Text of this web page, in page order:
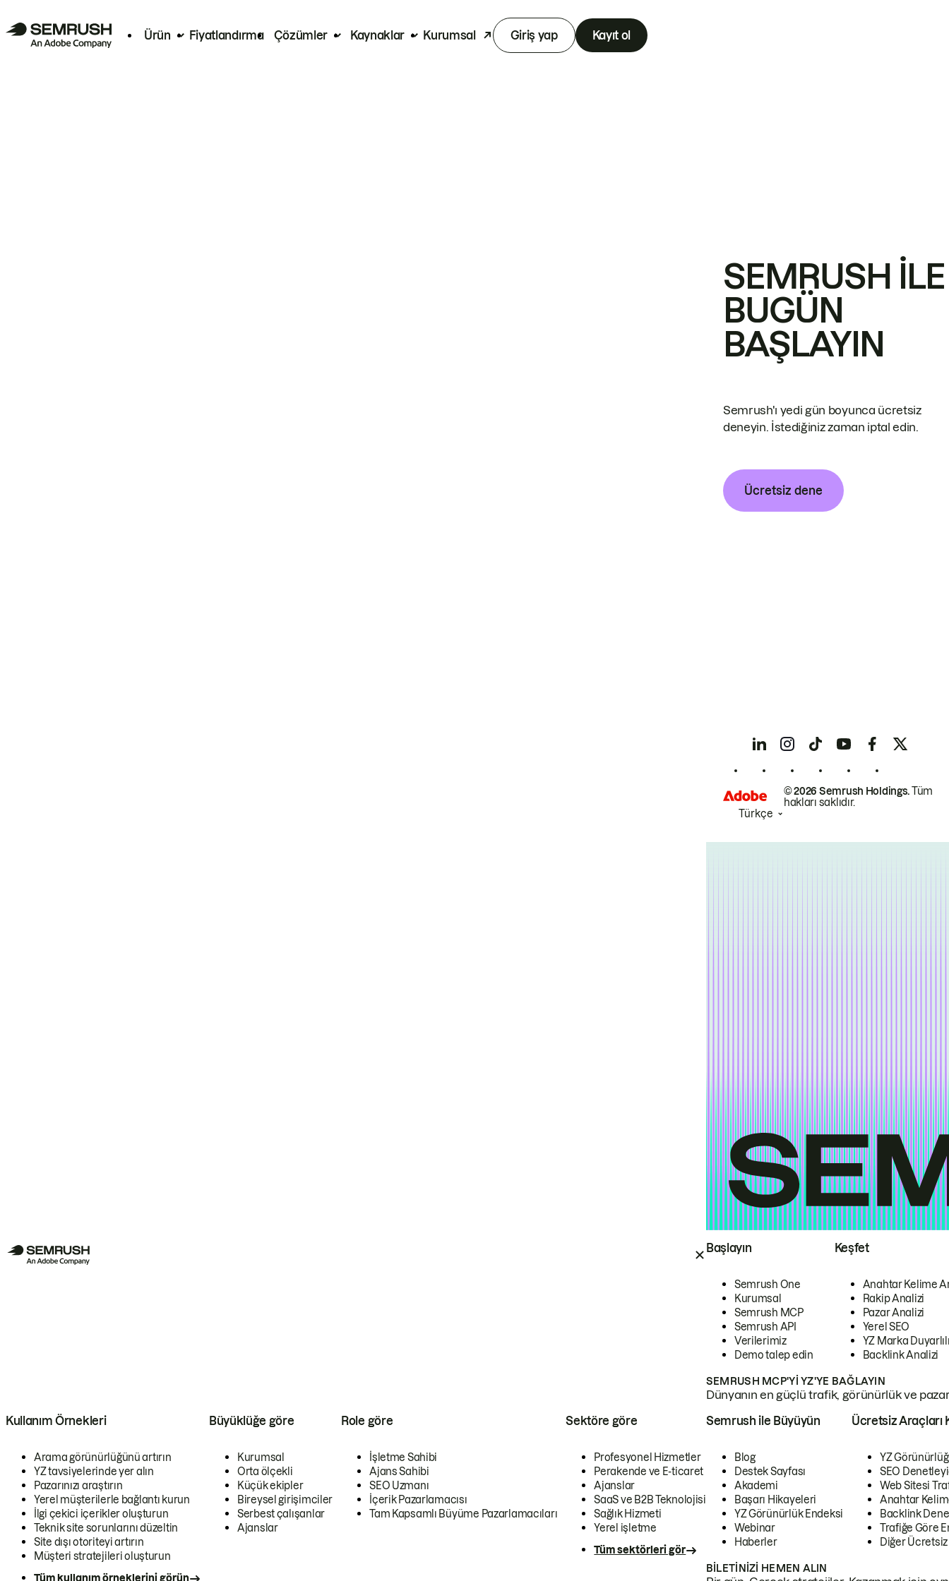
Ürün Fiyatlandırma Çözümler Kaynaklar Kurumsal Giriş yap Kayıt ol
Başlayın
Semrush One
Kurumsal
Semrush MCP
Semrush API
Verilerimiz
Demo talep edin
Keşfet
Anahtar Kelime
Rakip Analizi
Pazar Analizi
Yerel SEO
YZ Marka
Backlink Analizi
SEMRUSH MCP'YI YZ'YE BAĞLAYIN
Dünyanın en güçlü trafik, görünürlük ve
Kullanım Örnekleri
Arama görünürlüğünü artırın
YZ tavsiyelerinde yer alın
Pazarınızı araştırın
Yerel müşterilerle bağlantı kurun
İlgi çekici içerikler oluşturun
Teknik site sorunlarını düzeltin
Site dışı otoriteyi artırın
Müşteri stratejileri oluşturun
Tüm kullanım örneklerini görün
Büyüklüğe göre
Kurumsal
Orta ölçekli
Küçük ekipler
Bireysel girişimciler
Serbest çalışanlar
Ajanslar
Role göre
İşletme Sahibi
Ajans Sahibi
SEO Uzmanı
İçerik Pazarlamacısı
Tam Kapsamlı Büyüme Pazarlamacıları
Sektöre göre
Profesyonel Hizmetler
Perakende ve E-ticaret
Ajanslar
SaaS ve B2B Teknolojisi
Sağlık Hizmeti
Yerel işletme
Tüm sektörleri gör
Semrush ile Büyüyün
Blog
Destek Sayfası
Akademi
Başarı Hikayeleri
YZ Görünürlük Endeksi
Webinar
Haberler
Ücretsiz Araçları
YZ
SEO
Web Sitesi
Anahtar
Backlink
Trafiğe Göre
Diğer
BILETINIZI HEMEN ALIN
SEMRUSH ILE
BUGÜN
BAŞLAYIN
Semrush'ı yedi gün boyunca ücretsiz
deneyin. İstediğiniz zaman iptal edin.
Ücretsiz dene
© 2026 Semrush Holdings.Tüm
hakları saklıdır.
Türkçe